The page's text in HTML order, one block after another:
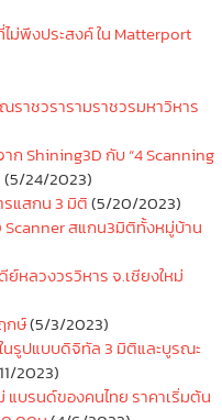
ม่พึงประสงค์ ใน Matterport
ราชวรารามราชวรมหาวิหาร
ก Shining3D กับ “4 Scanning
(5/24/2023)
แสกน 3 มิติ(5/20/2023)
Scanner สแกน3มิติทั้งหมู่บ้าน
หลวงวรวิหาร จ.เชียงใหม่
กษ์(5/3/2023)
รูปแบบดิจิทัล 3 มิติและบูรณะ
2023)
แบรนด์ของคนไทย ราคาเริ่มต้น